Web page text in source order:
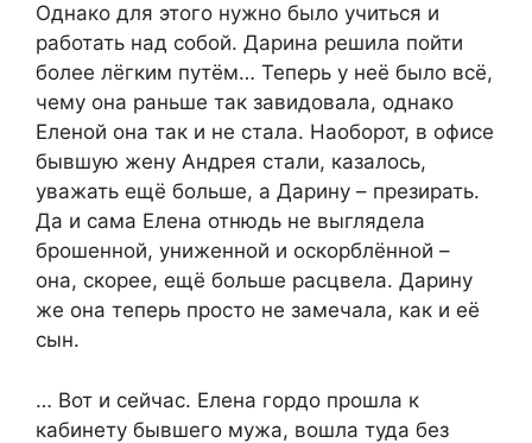
Однако для этого нужно было учиться и
работать над собой. Дарина решила пойти
более лёгким путём… Теперь у неё было всё,
чему она раньше так завидовала, однако
Еленой она так и не стала. Наоборот, в офисе
бывшую жену Андрея стали, казалось,
уважать ещё больше, а Дарину – презирать.
Да и сама Елена отнюдь не выглядела
брошенной, униженной и оскорблённой –
она, скорее, ещё больше расцвела. Дарину
же она теперь просто не замечала, как и её
сын.
… Вот и сейчас. Елена гордо прошла к
кабинету бывшего мужа, вошла туда без